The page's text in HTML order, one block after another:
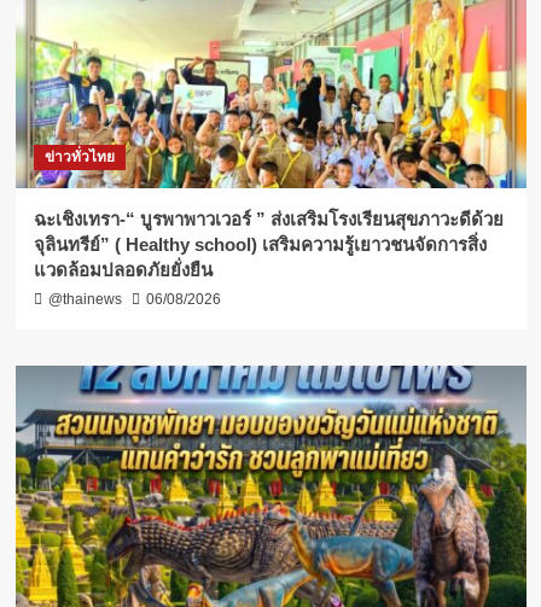
ข่าวทั่วไทย
ฉะเชิงเทรา-​“ บูรพาพาวเวอร์ ” ส่งเสริมโรงเรียนสุขภาวะดีด้วย
จุลินทรีย์” ( Healthy school) เสริมความรู้เยาวชนจัดการสิ่ง
แวดล้อมปลอดภัยยั่งยืน
@thainews 06/08/2026